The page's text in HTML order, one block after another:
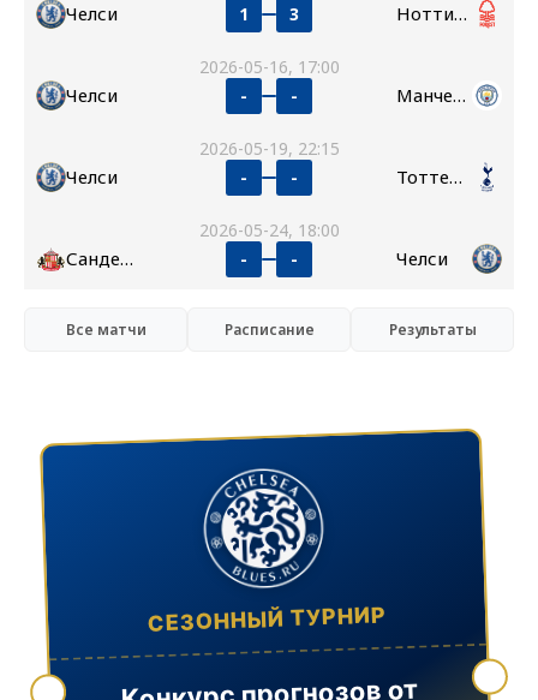
Челси 1 3 Ноттингем Форест
2026-05-16, 17:00
Челси - - Манчестер Сити
2026-05-19, 22:15
Челси - - Тоттенхэм
2026-05-24, 18:00
Сандерленд - - Челси
Все матчи Расписание Результаты
СЕЗОННЫЙ ТУРНИР